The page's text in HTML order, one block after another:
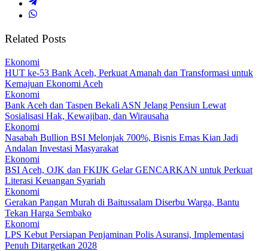
Related Posts
Ekonomi
HUT ke-53 Bank Aceh, Perkuat Amanah dan Transformasi untuk
Kemajuan Ekonomi Aceh
Ekonomi
Bank Aceh dan Taspen Bekali ASN Jelang Pensiun Lewat
Sosialisasi Hak, Kewajiban, dan Wirausaha
Ekonomi
Nasabah Bullion BSI Melonjak 700%, Bisnis Emas Kian Jadi
Andalan Investasi Masyarakat
Ekonomi
BSI Aceh, OJK dan FKIJK Gelar GENCARKAN untuk Perkuat
Literasi Keuangan Syariah
Ekonomi
Gerakan Pangan Murah di Baitussalam Diserbu Warga, Bantu
Tekan Harga Sembako
Ekonomi
LPS Kebut Persiapan Penjaminan Polis Asuransi, Implementasi
Penuh Ditargetkan 2028